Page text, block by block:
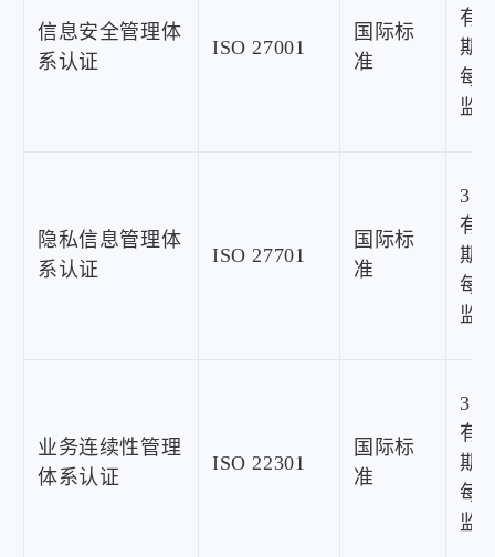
信息安全管理体
系认证
ISO 27001
国际标
准
有
期
每
监
隐私信息管理体
系认证
ISO 27701
国际标
准
3
有
期
每
监
业务连续性管理
体系认证
ISO 22301
国际标
准
3
有
期
每
监